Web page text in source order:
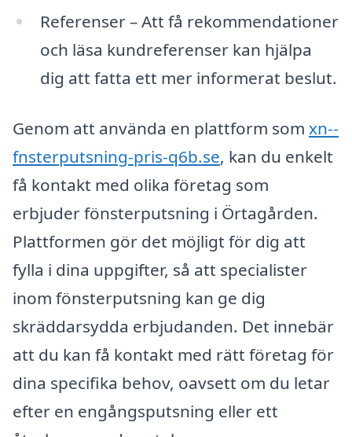
Referenser – Att få rekommendationer
och läsa kundreferenser kan hjälpa
dig att fatta ett mer informerat beslut.
Genom att använda en plattform som xn--
fnsterputsning-pris-q6b.se, kan du enkelt
få kontakt med olika företag som
erbjuder fönsterputsning i Örtagården.
Plattformen gör det möjligt för dig att
fylla i dina uppgifter, så att specialister
inom fönsterputsning kan ge dig
skräddarsydda erbjudanden. Det innebär
att du kan få kontakt med rätt företag för
dina specifika behov, oavsett om du letar
efter en engångsputsning eller ett